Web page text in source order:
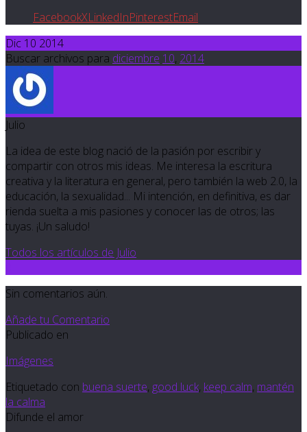
FacebookXLinkedInPinterestEmail
Dic 10 2014
Buscar archivos para diciembre 10, 2014
Julio
La idea de este blog nació de la pasión por escribir y
compartir con otros mis ideas. Me interesa la escritura
creativa y la literatura en general, pero también la web 2.0, la
educación, la sexualidad... Mi intención, en definitiva, es dar
rienda suelta a mis pasiones y conocer las de otros; las
tuyas. ¡Un saludo!
Todos los artículos de Julio
Sin comentarios aún.
Añade tu Comentario
Publicado en
Imágenes
Etiquetado con buena suerte, good luck, keep calm, mantén
la calma
Difunde el amor